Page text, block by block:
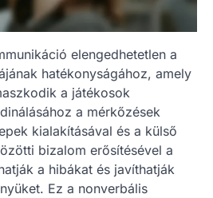
elengedhetetlen a
hatékonyságához, amely
a játékosok
a mérkőzések
kialakításával és a külső
bizalom erősítésével a
a hibákat és javíthatják
Ez a nonverbális